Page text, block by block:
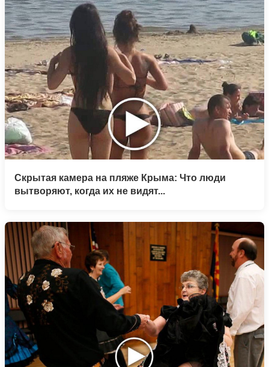
Скрытая камера на пляже Крыма: Что люди
вытворяют, когда их не видят...